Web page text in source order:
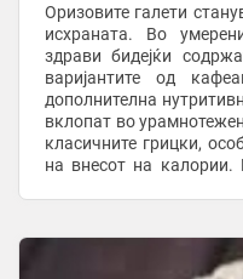
Оризовите галети
исхраната. Во
здрави бидејќи
варијантите од
дополнителна
вклопат во
класичните грицки,
на внесот на калории.